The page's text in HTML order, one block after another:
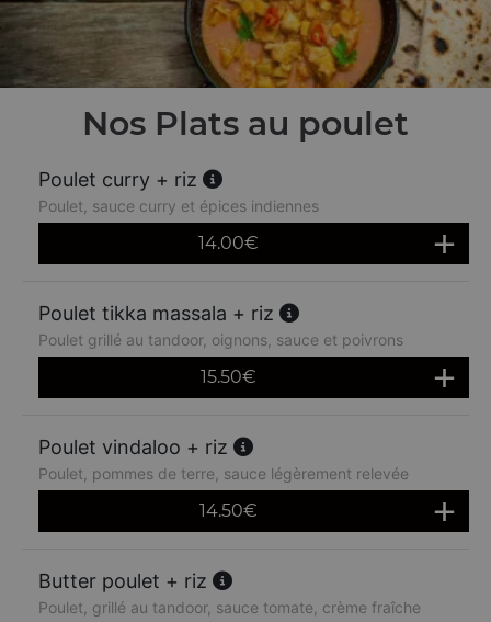
Nos Plats au poulet
Poulet curry + riz
Poulet, sauce curry et épices indiennes
14.00€
Poulet tikka massala + riz
Poulet grillé au tandoor, oignons, sauce et poivrons
15.50€
Poulet vindaloo + riz
Poulet, pommes de terre, sauce légèrement relevée
14.50€
Butter poulet + riz
Poulet, grillé au tandoor, sauce tomate, crème fraîche